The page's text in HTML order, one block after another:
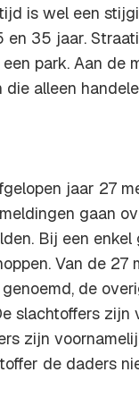
is wel een
en 35 jaar.
park. Aan de
alleen
jaar 27
gaan
Bij een
Van de 27
de
slachtoffers zijn
zijn
de daders